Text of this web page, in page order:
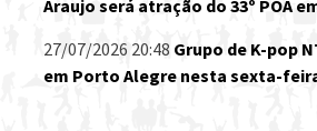
Araujo será atração do 33º POA
27/07/2026 20:48 Grupo de K-pop
em Porto Alegre nesta sexta-